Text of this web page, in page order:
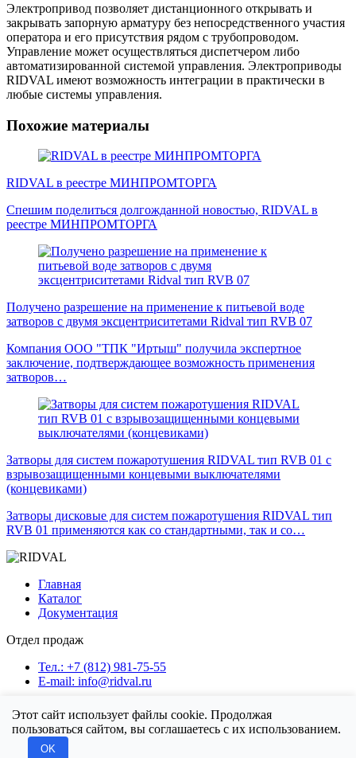
Электропривод позволяет дистанционного открывать и
закрывать запорную арматуру без непосредственного участия
оператора и его присутствия рядом с трубопроводом.
Управление может осуществляться диспетчером либо
автоматизированной системой управления. Электроприводы
RIDVAL имеют возможность интеграции в практически в
любые системы управления.
Похожие материалы
RIDVAL в реестре МИНПРОМТОРГА
Спешим поделиться долгожданной новостью, RIDVAL в
реестре МИНПРОМТОРГА
Получено разрешение на применение к питьевой воде
затворов с двумя эксцентриситетами Ridval тип RVB 07
Компания ООО "ТПК "Иртыш" получила экспертное
заключение, подтверждающее возможность применения
затворов…
Затворы для систем пожаротушения RIDVAL тип RVB 01 с
взрывозащищенными концевыми выключателями
(концевиками)
Затворы дисковые для систем пожаротушения RIDVAL тип
RVB 01 применяются как со стандартными, так и со…
Главная
Каталог
Документация
Отдел продаж
Тел.: +7 (812) 981-75-55
E-mail: info@ridval.ru
Политика конфиденциальности
Этот сайт использует файлы cookie. Продолжая
пользоваться сайтом, вы соглашаетесь с их использованием.
OK